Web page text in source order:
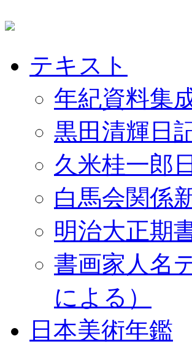
テキスト
年紀資料集
黒田清輝日
久米桂一郎
白馬会関係
明治大正期
書画家人名
による）
日本美術年鑑